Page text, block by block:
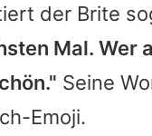
der Brite
Mal. Wer
Seine
Emoji.